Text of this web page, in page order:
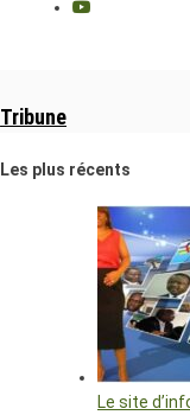
Tribune
Les plus récents
Le site